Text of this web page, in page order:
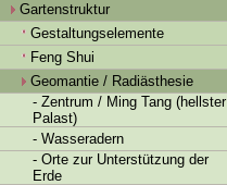
Gartenstruktur
Gestaltungselemente
Feng Shui
Geomantie / Radiästhesie
- Zentrum / Ming Tang (hellster
Palast)
- Wasseradern
- Orte zur Unterstützung der
Erde